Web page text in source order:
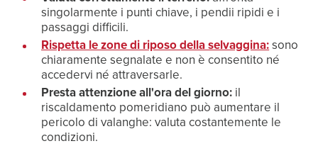
singolarmente i punti chiave, i pendii ripidi e i
passaggi difficili.
Rispetta le zone di riposo della selvaggina:sono
chiaramente segnalate e non è consentito né
accedervi né attraversarle.
Presta attenzione all'ora del giorno: il
riscaldamento pomeridiano può aumentare il
pericolo di valanghe: valuta costantemente le
condizioni.